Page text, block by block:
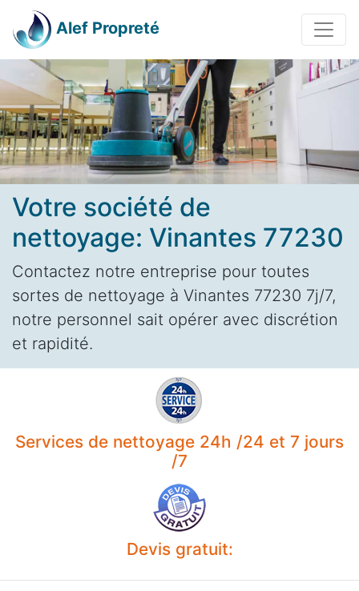
Alef Propreté
Votre société de
nettoyage: Vinantes 77230
Contactez notre entreprise pour toutes
sortes de nettoyage à Vinantes 77230 7j/7,
notre personnel sait opérer avec discrétion
et rapidité.
Services de nettoyage 24h /24 et 7 jours
/7
Devis gratuit: